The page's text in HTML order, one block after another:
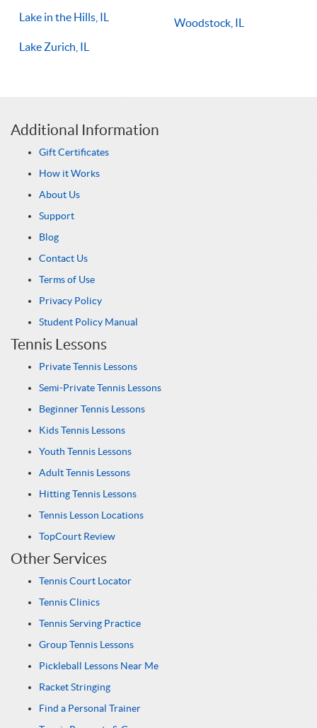
Lake in the Hills, IL
Lake Zurich, IL
Woodstock, IL
Additional Information
Gift Certificates
How it Works
About Us
Support
Blog
Contact Us
Terms of Use
Privacy Policy
Student Policy Manual
Tennis Lessons
Private Tennis Lessons
Semi-Private Tennis Lessons
Beginner Tennis Lessons
Kids Tennis Lessons
Youth Tennis Lessons
Adult Tennis Lessons
Hitting Tennis Lessons
Tennis Lesson Locations
TopCourt Review
Other Services
Tennis Court Locator
Tennis Clinics
Tennis Serving Practice
Group Tennis Lessons
Pickleball Lessons Near Me
Racket Stringing
Find a Personal Trainer